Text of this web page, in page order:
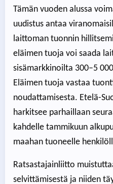
Tämän vuoden alussa
uudistus antaa
laittoman tuonnin
eläimen tuoja voi saada
sisämarkkinoilta 300–5
Eläimen tuoja vastaa
noudattamisesta. Etelä-
harkitsee parhaillaan
kahdelle tammikuun
maahan tuoneelle
Ratsastajainliitto
selvittämisestä ja niiden